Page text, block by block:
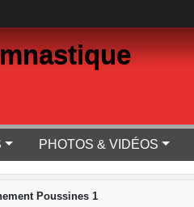
PHOTOS & VIDÉOS
Poussines 1